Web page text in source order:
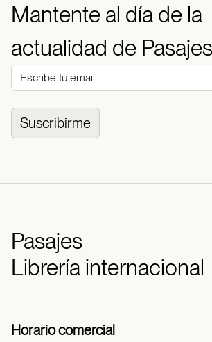
Mantente al día de la
actualidad de Pasajes
Suscribirme
Pasajes
Librería internacional
Horario comercial